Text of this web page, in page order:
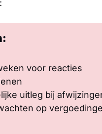
voor reacties
uitleg bij
op